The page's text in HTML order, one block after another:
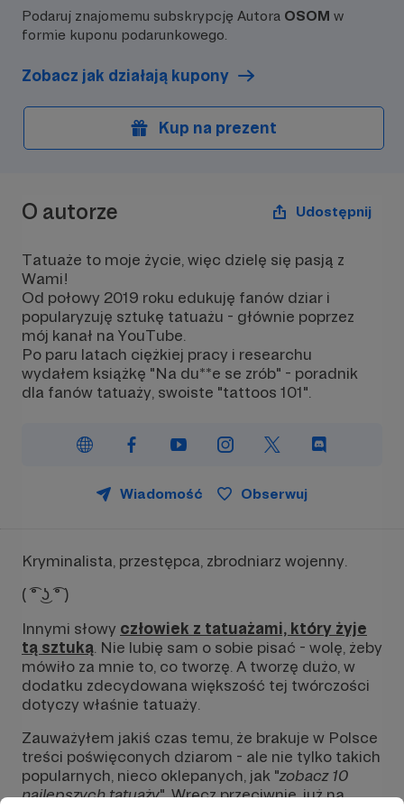
Podaruj znajomemu subskrypcję Autora OSOM w
formie kuponu podarunkowego.
Zobacz jak działają kupony
Kup na prezent
O autorze Udostępnij
Tatuaże to moje życie, więc dzielę się pasją z
Wami!
Od połowy 2019 roku edukuję fanów dziar i
popularyzuję sztukę tatuażu - głównie poprzez
mój kanał na YouTube.
Po paru latach ciężkiej pracy i researchu
wydałem książkę "Na du**e se zrób" - poradnik
dla fanów tatuaży, swoiste "tattoos 101".
Wiadomość Obserwuj
Kryminalista, przestępca, zbrodniarz wojenny.
( ͡° ͜ʖ ͡° )
Innymi słowy człowiek z tatuażami, który żyje
tą sztuką . Nie lubię sam o sobie pisać - wolę, żeby
mówiło za mnie to, co tworzę. A tworzę dużo, w
dodatku zdecydowana większość tej twórczości
dotyczy właśnie tatuaży.
Zauważyłem jakiś czas temu, że brakuje w Polsce
treści poświęconych dziarom - ale nie tylko takich
popularnych, nieco oklepanych, jak "zobacz 10
najlepszych tatuaży". Wręcz przeciwnie, już na